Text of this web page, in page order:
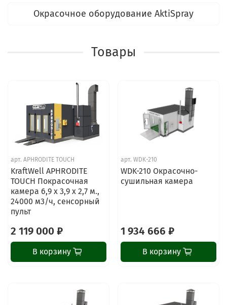
Окрасочное оборудование AktiSpray
Товары
арт. APHRODITE TOUCH
KraftWell APHRODITE
TOUCH Покрасочная
камера 6,9 х 3,9 х 2,7 м.,
24000 м3/ч, сенсорный
пульт
2 119 000 ₽
В корзину
арт. WDK-210
WDK-210 Окрасочно-
сушильная камера
1 934 666 ₽
В корзину